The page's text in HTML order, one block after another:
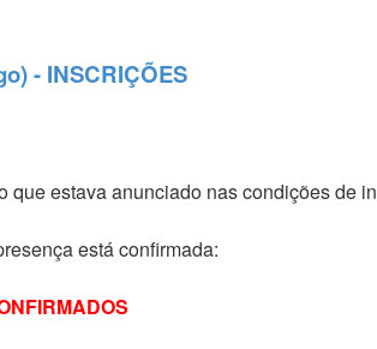
- INSCRIÇÕES
que estava anunciado nas condições de
está confirmada: